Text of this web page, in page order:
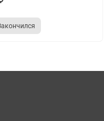
MPEG-4 ASP @ L5 до
до 1080 p @ 60 кадров в